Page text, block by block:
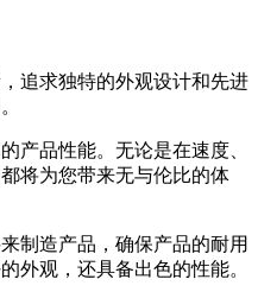
追求独特的外观设计和先进
产品性能。无论是在速度、
将为您带来无与伦比的体
制造产品，确保产品的耐用
外观，还具备出色的性能。